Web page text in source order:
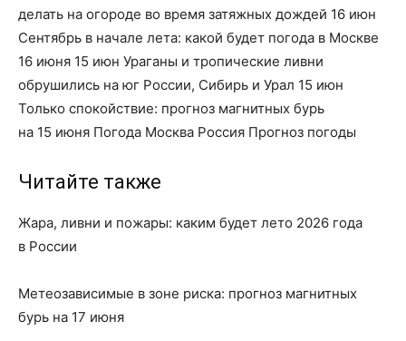
делать на огороде во время затяжных дождей 16 июн
Сентябрь в начале лета: какой будет погода в Москве
16 июня 15 июн Ураганы и тропические ливни
обрушились на юг России, Сибирь и Урал 15 июн
Только спокойствие: прогноз магнитных бурь
на 15 июня Погода Москва Россия Прогноз погоды
Читайте также
Жара, ливни и пожары: каким будет лето 2026 года
в России
Метеозависимые в зоне риска: прогноз магнитных
бурь на 17 июня